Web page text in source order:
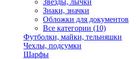
Звезды, лычки
Знаки, значки
Обложки для документов
Все категории (10)
Футболки, майки, тельняшки
Чехлы, подсумки
Шарфы